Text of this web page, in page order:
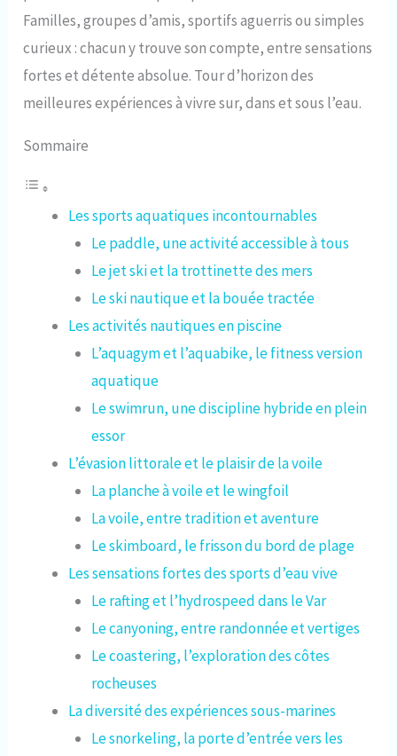
Familles, groupes d’amis, sportifs aguerris ou simples
curieux : chacun y trouve son compte, entre sensations
fortes et détente absolue. Tour d’horizon des
meilleures expériences à vivre sur, dans et sous l’eau.
Sommaire
Les sports aquatiques incontournables
Le paddle, une activité accessible à tous
Le jet ski et la trottinette des mers
Le ski nautique et la bouée tractée
Les activités nautiques en piscine
L’aquagym et l’aquabike, le fitness version
aquatique
Le swimrun, une discipline hybride en plein
essor
L’évasion littorale et le plaisir de la voile
La planche à voile et le wingfoil
La voile, entre tradition et aventure
Le skimboard, le frisson du bord de plage
Les sensations fortes des sports d’eau vive
Le rafting et l’hydrospeed dans le Var
Le canyoning, entre randonnée et vertiges
Le coastering, l’exploration des côtes
rocheuses
La diversité des expériences sous-marines
Le snorkeling, la porte d’entrée vers les